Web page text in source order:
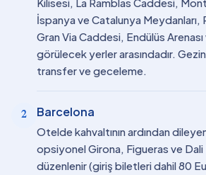
İspanya ve Catalunya Meydanları,
Gran Via Caddesi, Endülüs
görülecek yerler arasındadır.
transfer ve geceleme.
2 Barcelona
Otelde kahvaltının ardından
opsiyonel Girona, Figueras ve
düzenlenir (giriş biletleri dahil 80